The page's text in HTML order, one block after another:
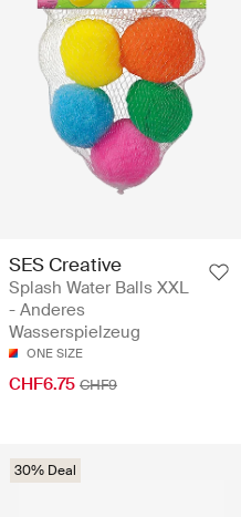
SES Creative
Splash Water Balls XXL
- Anderes
Wasserspielzeug
ONE SIZE
CHF6.75 CHF9
30% Deal